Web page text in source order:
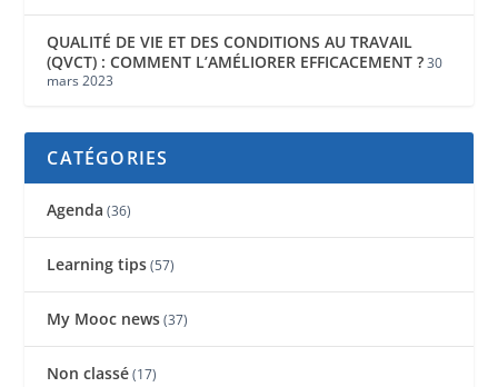
QUALITÉ DE VIE ET DES CONDITIONS AU TRAVAIL
(QVCT) : COMMENT L’AMÉLIORER EFFICACEMENT ? 30
mars 2023
CATÉGORIES
Agenda (36)
Learning tips(57)
My Mooc news(37)
Non classé(17)